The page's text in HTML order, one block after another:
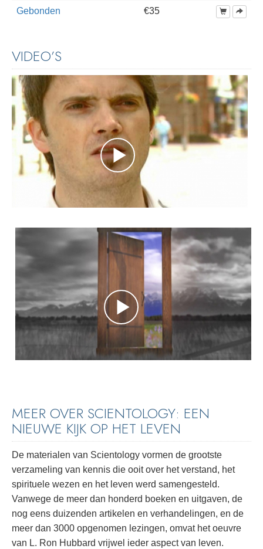
Gebonden €35
VIDEO’S
MEER OVER SCIENTOLOGY: EEN
NIEUWE KIJK OP HET LEVEN
De materialen van Scientology vormen de grootste
verzameling van kennis die ooit over het verstand, het
spirituele wezen en het leven werd samengesteld.
Vanwege de meer dan honderd boeken en uitgaven, de
nog eens duizenden artikelen en verhandelingen, en de
meer dan 3000 opgenomen lezingen, omvat het oeuvre
van L. Ron Hubbard vrijwel ieder aspect van leven.